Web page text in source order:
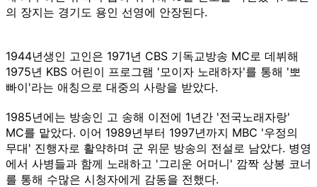
의 장지는 경기도 용인 선영에 안장된다.
1944년생인 고인은 1971년 CBS 기독교방송 MC로 데뷔해
1975년 KBS 어린이 프로그램 '모이자 노래하자'를 통해 '뽀
빠이'라는 애칭으로 대중의 사랑을 받았다.
1985년에는 방송인 고 송해 이전에 1년간 '전국노래자랑'
MC를 맡았다. 이어 1989년부터 1997년까지 MBC '우정의
무대' 진행자로 활약하며 군 위문 방송의 전설로 남았다. 병영
에서 사병들과 함께 노래하고 '그리운 어머니' 깜짝 상봉 코너
를 통해 수많은 시청자에게 감동을 전했다.